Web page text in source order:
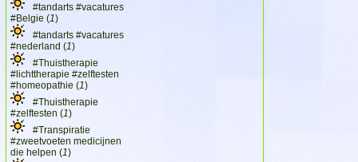
#tandarts #vacatures
#Belgie (1)
#tandarts #vacatures
#nederland (1)
#Thuistherapie
#lichttherapie #zelftesten
#homeopathie (1)
#Thuistherapie
#zelftesten (1)
#Transpiratie
#zweetvoeten medicijnen
die helpen (1)